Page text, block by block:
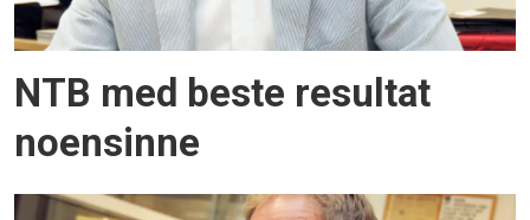
NTB med beste resultat
noensinne